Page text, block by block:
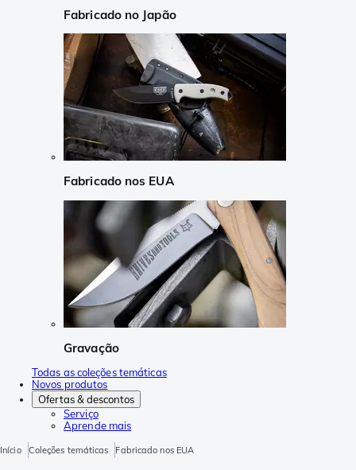
Fabricado no Japão
Fabricado nos EUA
Gravação
Todas as coleções temáticas
Novos produtos
Ofertas & descontos
Serviço
Aprende mais
Início Coleções temáticas Fabricado nos EUA